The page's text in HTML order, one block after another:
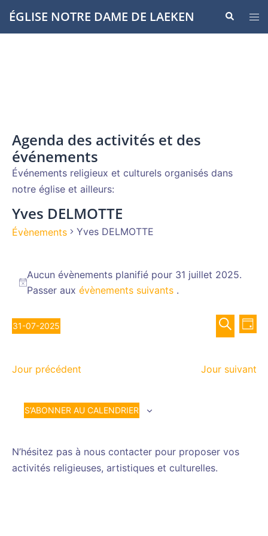
Aller
auÉGLISE NOTRE DAME DE LAEKEN
le
Agenda des activités et des
événements
Événements religieux et culturels organisés dans
notre église et ailleurs:
Yves DELMOTTE
Évènements Yves DELMOTTE
for
31
2025
Notice
Aucun évènements planifié pour 31 juillet 2025.
Passer aux évènements suivants .
et
de
de
JOUR
31-07-2025
date.
Jour précédent Jour suivant
S’ABONNER AU CALENDRIER
N’hésitez pas à nous contacter pour proposer vos
activités religieuses, artistiques et culturelles.